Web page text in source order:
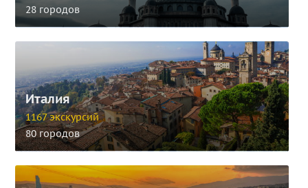
28 городов
Италия
1167 экскурсий
80 городов